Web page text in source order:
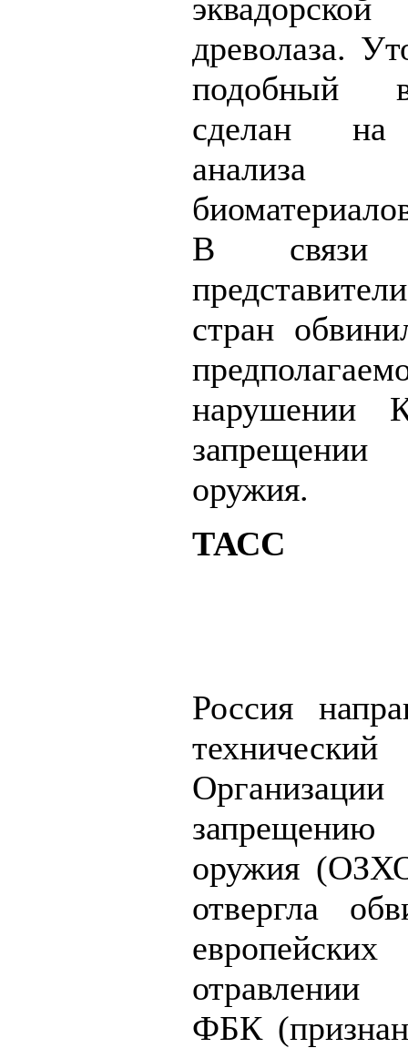
древолаза.
подобный
сделан на
анализа
В
стран
нарушении
запрещении
оружия.
ТАСС
Россия
технический
запрещению
оружия
отвергла
отравлении
ФБК